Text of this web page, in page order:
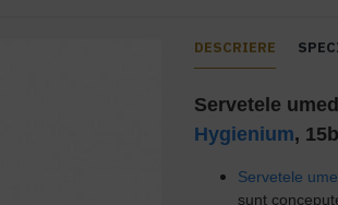
DESCRIERE
Servetele
Hygienium,
Servetele
sunt